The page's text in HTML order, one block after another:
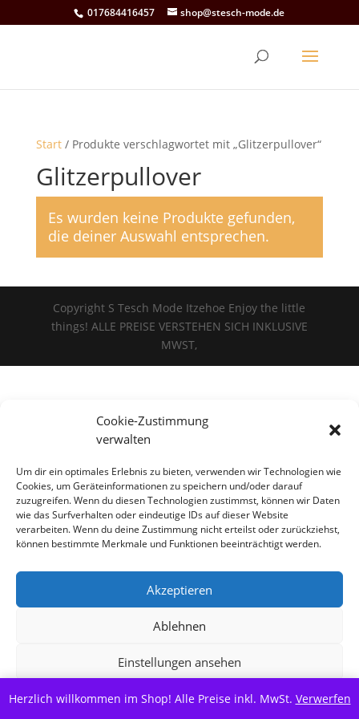
Cookie-Zustimmung
verwalten
Um dir ein optimales Erlebnis zu bieten, verwenden wir Technologien wie
Cookies, um Geräteinformationen zu speichern und/oder darauf
zuzugreifen. Wenn du diesen Technologien zustimmst, können wir Daten
wie das Surfverhalten oder eindeutige IDs auf dieser Website
verarbeiten. Wenn du deine Zustimmung nicht erteilst oder zurückziehst,
können bestimmte Merkmale und Funktionen beeinträchtigt werden.
Akzeptieren
Ablehnen
Einstellungen ansehen
Cookie-RichtlinieDatenschutzerklärung
Herzlich willkommen im Shop! Alle Preise inkl. MwSt. Verwerfen
017684416457 shop@stesch-mode.de
Start/ Produkte verschlagwortet mit „Glitzerpullover“
Glitzerpullover
Es wurden keine Produkte gefunden,
die deiner Auswahl entsprechen.
Copyright S Tesch Mode Itzehoe Enjoy the little
things! ALLE PREISE VERSTEHEN SICH INKLUSIVE
MWST,
Alle Preise inkl. der gesetzlichen MwSt.
Vertrag widerrufen